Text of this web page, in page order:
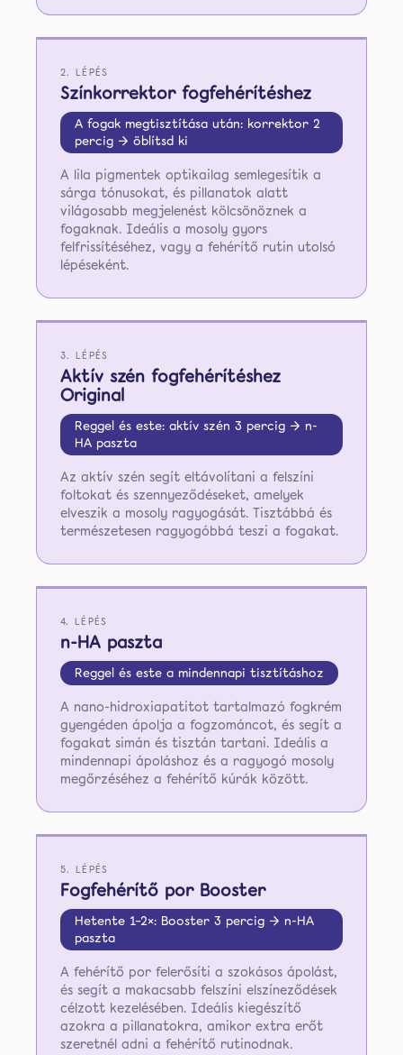
2. LÉPÉS
Színkorrektor fogfehérítéshez
A fogak megtisztítása után: korrektor 2
percig → öblítsd ki
A lila pigmentek optikailag semlegesítik a
sárga tónusokat, és pillanatok alatt
világosabb megjelenést kölcsönöznek a
fogaknak. Ideális a mosoly gyors
felfrissítéséhez, vagy a fehérítő rutin utolsó
lépéseként.
3. LÉPÉS
Aktív szén fogfehérítéshez
Original
Reggel és este: aktív szén 3 percig → n-
HA paszta
Az aktív szén segít eltávolítani a felszíni
foltokat és szennyeződéseket, amelyek
elveszik a mosoly ragyogását. Tisztábbá és
természetesen ragyogóbbá teszi a fogakat.
4. LÉPÉS
n-HA paszta
Reggel és este a mindennapi tisztításhoz
A nano-hidroxiapatitot tartalmazó fogkrém
gyengéden ápolja a fogzománcot, és segít a
fogakat simán és tisztán tartani. Ideális a
mindennapi ápoláshoz és a ragyogó mosoly
megőrzéséhez a fehérítő kúrák között.
5. LÉPÉS
Fogfehérítő por Booster
Hetente 1–2×: Booster 3 percig → n-HA
paszta
A fehérítő por felerősíti a szokásos ápolást,
és segít a makacsabb felszíni elszíneződések
célzott kezelésében. Ideális kiegészítő
azokra a pillanatokra, amikor extra erőt
szeretnél adni a fehérítő rutinodnak.